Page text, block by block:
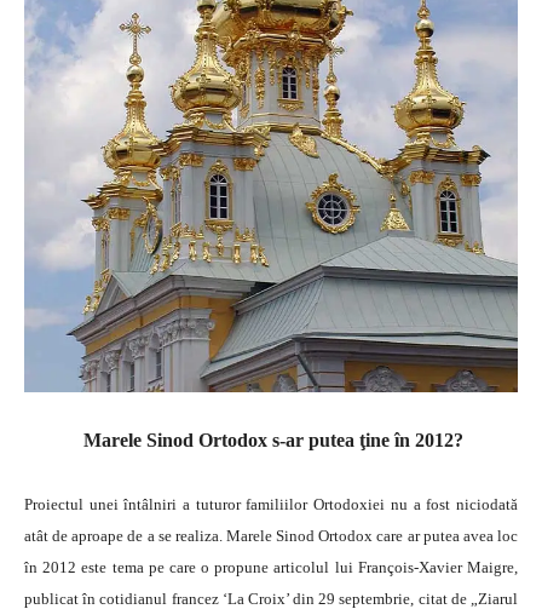
Marele Sinod Ortodox s-ar putea ţine în 2012?
Proiectul unei întâlniri a tuturor familiilor Ortodoxiei nu a fost niciodată
atât de aproape de a se realiza. Marele Sinod Ortodox care ar putea avea loc
în 2012 este tema pe care o propune articolul lui François-Xavier Maigre,
publicat în cotidianul francez ‘La Croix’ din 29 septembrie, citat de „Ziarul